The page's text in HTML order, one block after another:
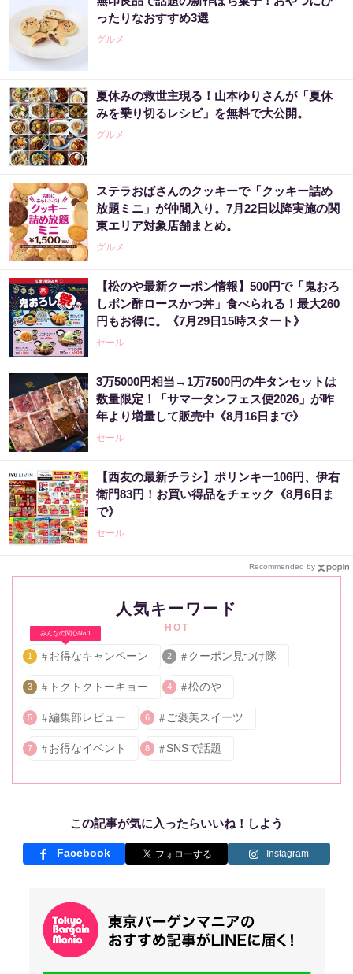
ったりなおすすめ3選
グルメ
夏休みの救世主現る！山本ゆりさんが「夏休
みを乗り切るレシピ」を無料で大公開。
グルメ
ステラおばさんのクッキーで「クッキー詰め
放題ミニ」が仲間入り。7月22日以降実施の関
東エリア対象店舗まとめ。
グルメ
【松のや最新クーポン情報】500円で「鬼おろ
しポン酢ロースかつ丼」食べられる！最大260
円もお得に。《7月29日15時スタート》
セール
3万5000円相当→1万7500円の牛タンセットは
数量限定！「サマータンフェス便2026」が昨
年より増量して販売中《8月16日まで》
セール
【西友の最新チラシ】ポリンキー106円、伊右
衛門83円！お買い得品をチェック《8月6日ま
で》
セール
Recommended by
人気キーワード
HOT
みんなの関心No.1
1 お得なキャンペーン 2 クーポン見つけ隊
3 トクトクトーキョー 4 松のや
5 編集部レビュー 6 ご褒美スイーツ
7 お得なイベント 8 SNSで話題
この記事が気に入ったらいいね！しよう
Facebook Instagram